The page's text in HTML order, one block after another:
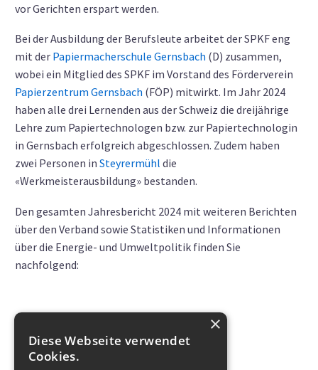
vor Gerichten erspart werden.
Bei der Ausbildung der Berufsleute arbeitet der SPKF eng
mit der Papiermacherschule Gernsbach (D) zusammen,
wobei ein Mitglied des SPKF im Vorstand des Förderverein
Papierzentrum Gernsbach (FÖP) mitwirkt. Im Jahr 2024
haben alle drei Lernenden aus der Schweiz die dreijährige
Lehre zum Papiertechnologen bzw. zur Papiertechnologin
in Gernsbach erfolgreich abgeschlossen. Zudem haben
zwei Personen in Steyrermühl die
«Werkmeisterausbildung» bestanden.
Den gesamten Jahresbericht 2024 mit weiteren Berichten
über den Verband sowie Statistiken und Informationen
über die Energie- und Umweltpolitik finden Sie
nachfolgend:
JAHRESBERICHT 2024
×
Diese Webseite verwendet
Cookies.